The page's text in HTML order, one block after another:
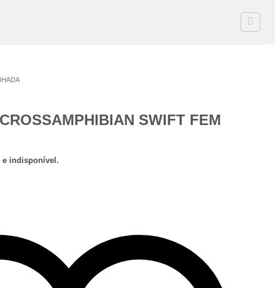
SWIFT FEM
e indisponível.